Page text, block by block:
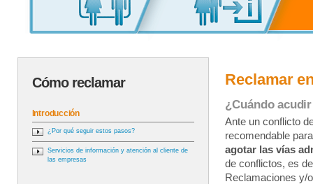
Cómo reclamar
Introducción
¿Por qué seguir estos pasos?
Servicios de información y atención al cliente de
las empresas
Reclamar
¿Cuándo
Ante un conflicto
recomendable
agotar las vías
de conflictos, es
Reclamaciones y/